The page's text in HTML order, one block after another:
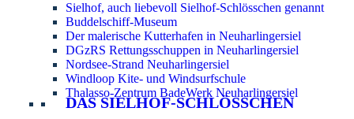
Sielhof, auch liebevoll Sielhof-Schlösschen genannt
Buddelschiff-Museum
Der malerische Kutterhafen in Neuharlingersiel
DGzRS Rettungsschuppen in Neuharlingersiel
Nordsee-Strand Neuharlingersiel
Windloop Kite- und Windsurfschule
Thalasso-Zentrum BadeWerk Neuharlingersiel
DAS SIELHOF-SCHLÖSSCHEN